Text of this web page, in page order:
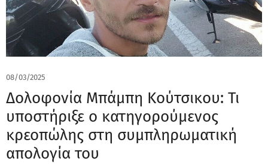
08/03/2025
Δολοφονία Μπάμπη Κούτσικου: Τι
υποστήριξε ο κατηγορούμενος
κρεοπώλης στη συμπληρωματική
απολογία του